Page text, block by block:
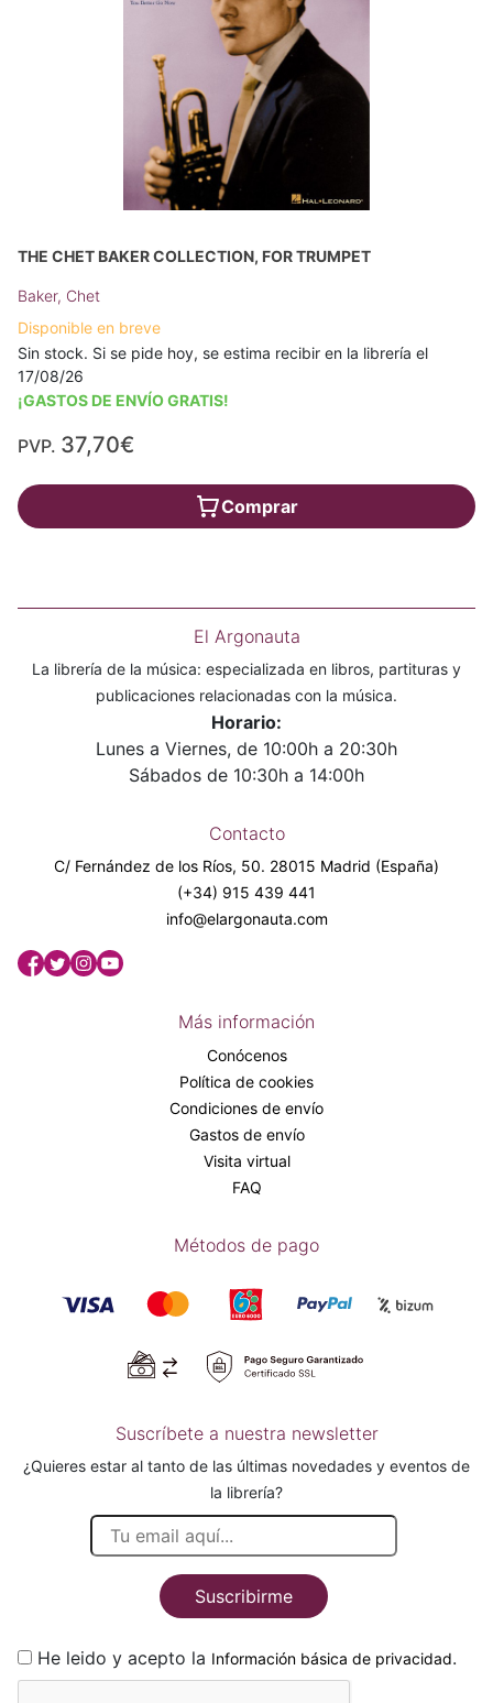
THE CHET BAKER COLLECTION, FOR TRUMPET
Baker, Chet
Disponible en breve
Sin stock. Si se pide hoy, se estima recibir en la librería el
17/08/26
¡GASTOS DE ENVÍO GRATIS!
PVP. 37,70€
Comprar
El Argonauta
La librería de la música: especializada en libros, partituras y
publicaciones relacionadas con la música.
Horario:
Lunes a Viernes, de 10:00h a 20:30h
Sábados de 10:30h a 14:00h
Contacto
C/ Fernández de los Ríos, 50. 28015 Madrid (España)
(+34) 915 439 441
info@elargonauta.com
Más información
Conócenos
Política de cookies
Condiciones de envío
Gastos de envío
Visita virtual
FAQ
Métodos de pago
Suscríbete a nuestra newsletter
¿Quieres estar al tanto de las últimas novedades y eventos de
la librería?
Suscribirme
He leido y acepto la Información básica de privacidad.